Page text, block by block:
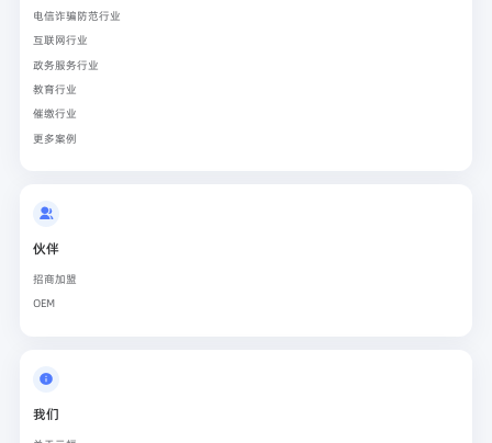
电信诈骗防范行业
互联网行业
政务服务行业
教育行业
催缴行业
更多案例
伙伴
招商加盟
OEM
我们